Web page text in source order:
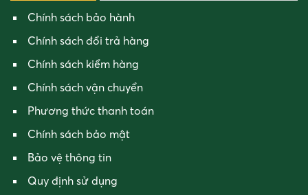
Chính sách bảo hành
Chính sách đổi trả hàng
Chính sách kiểm hàng
Chính sách vận chuyển
Phương thức thanh toán
Chính sách bảo mật
Bảo vệ thông tin
Quy định sử dụng